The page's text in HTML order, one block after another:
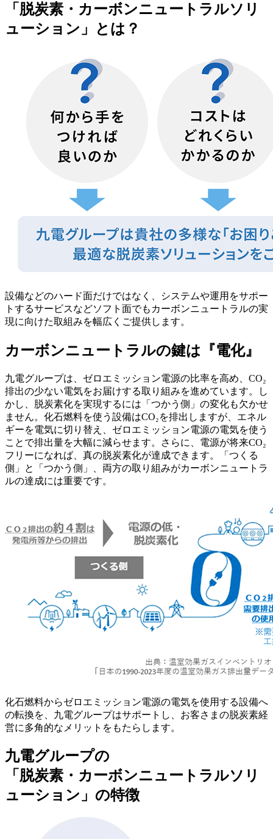
「脱炭素・カーボンニュートラルソリ
ューション」とは？
設備などのハード面だけではなく、システムや運用をサポー
トするサービスなどソフト面でもカーボンニュートラルの実
現に向けた取組みを幅広くご提供します。
カーボンニュートラルの鍵は『電化』
九電グループは、ゼロエミッション電源の比率を高め、CO₂
排出の少ない電気をお届けする取り組みを進めています。し
かし、脱炭素化を実現するには「つかう側」の変化も欠かせ
ません。化石燃料を使う設備はCO₂を排出しますが、エネル
ギーを電気に切り替え、ゼロエミッション電源の電気を使う
ことで排出量を大幅に減らせます。さらに、電源が将来CO₂
フリーになれば、真の脱炭素化が達成できます。「つくる
側」と「つかう側」、両方の取り組みがカーボンニュートラ
ルの達成には重要です。
化石燃料からゼロエミッション電源の電気を使用する設備へ
の転換を、九電グループはサポートし、お客さまの脱炭素経
営に多角的なメリットをもたらします。
九電グループの
「脱炭素・カーボンニュートラルソリ
ューション」の特徴